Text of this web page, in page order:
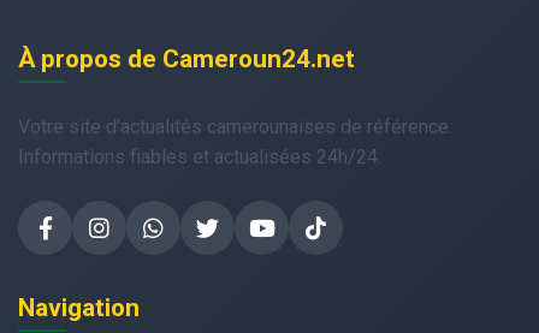
À propos de Cameroun24.net
Votre site d'actualités camerounaises de référence.
Informations fiables et actualisées 24h/24.
Navigation